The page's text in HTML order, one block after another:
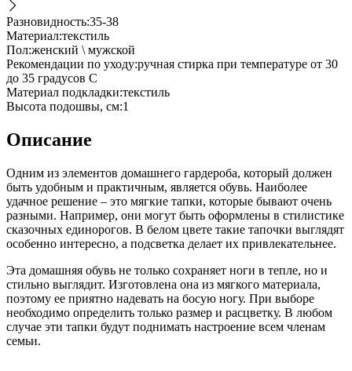
Разновидность:35-38
Материал:текстиль
Пол:женский \ мужской
Рекомендации по уходу:ручная стирка при температуре от 30
до 35 градусов С
Материал подкладки:текстиль
Высота подошвы, см:1
Описание
Одним из элементов домашнего гардероба, который должен
быть удобным и практичным, является обувь. Наиболее
удачное решение – это мягкие тапки, которые бывают очень
разными. Например, они могут быть оформлены в стилистике
сказочных единорогов. В белом цвете такие тапочки выглядят
особенно интересно, а подсветка делает их привлекательнее.
Эта домашняя обувь не только сохраняет ноги в тепле, но и
стильно выглядит. Изготовлена она из мягкого материала,
поэтому ее приятно надевать на босую ногу. При выборе
необходимо определить только размер и расцветку. В любом
случае эти тапки будут поднимать настроение всем членам
семьи.